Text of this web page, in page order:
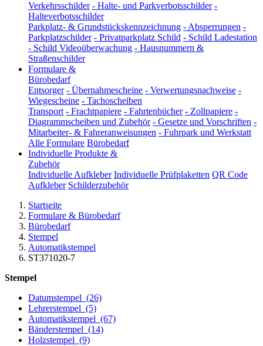
Verkehrsschilder - Halte- und Parkverbotsschilder -
Halteverbotsschilder
Parkplatz- & Grundstückskennzeichnung - Absperrungen -
Parkplatzschilder - Privatparkplatz Schild - Schild Ladestation
- Schild Videoüberwachung - Hausnummern &
Straßenschilder
Formulare &
Bürobedarf
Entsorger - Übernahmescheine - Verwertungsnachweise -
Wiegescheine - Tachoscheiben
Transport - Frachtpapiere - Fahrtenbücher - Zollpapiere -
Diagrammscheiben und Zubehör - Gesetze und Vorschriften -
Mitarbeiter- & Fahreranweisungen - Fuhrpark und Werkstatt
Alle Formulare Bürobedarf
Individuelle Produkte &
Zubehör
Individuelle Aufkleber Individuelle Prüfplaketten QR Code
Aufkleber Schilderzubehör
Startseite
Formulare & Bürobedarf
Bürobedarf
Stempel
Automatikstempel
ST371020-7
Stempel
Datumstempel (26)
Lehrerstempel (5)
Automatikstempel (67)
Bänderstempel (14)
Holzstempel (9)